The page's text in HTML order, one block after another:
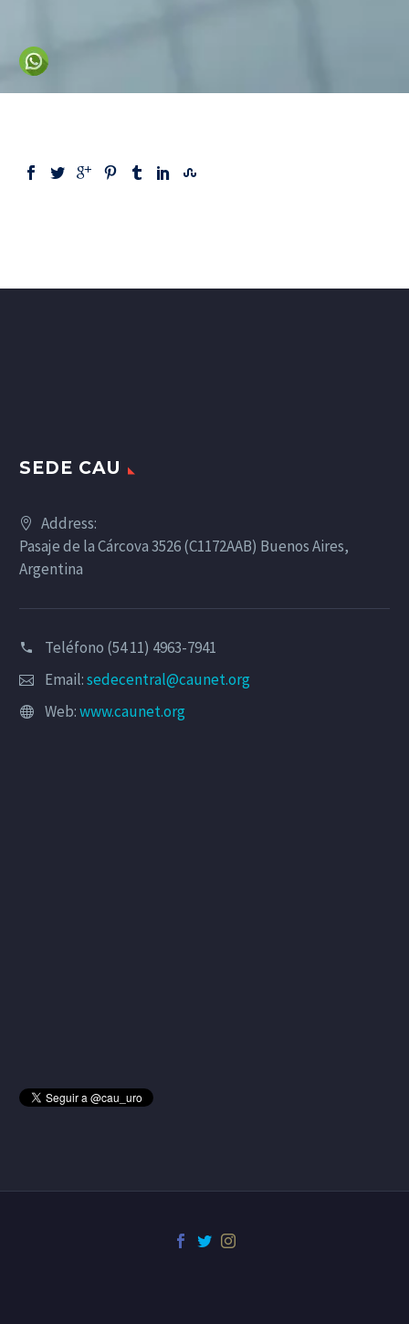
SEDE CAU
Address:
Pasaje de la Cárcova 3526 (C1172AAB) Buenos Aires,
Argentina
Teléfono (54 11) 4963-7941
Email:sedecentral@caunet.org
Web:www.caunet.org